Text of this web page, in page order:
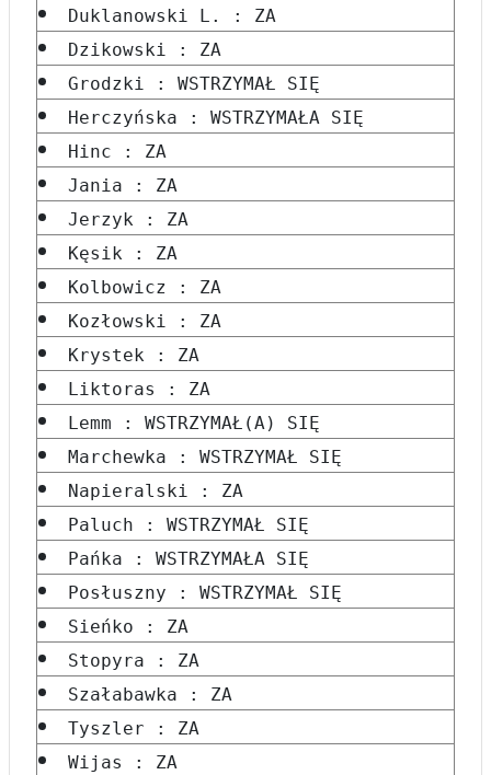
Duklanowski L. : ZA
Dzikowski : ZA
Grodzki : WSTRZYMAŁ SIĘ
Herczyńska : WSTRZYMAŁA SIĘ
Hinc : ZA
Jania : ZA
Jerzyk : ZA
Kęsik : ZA
Kolbowicz : ZA
Kozłowski : ZA
Krystek : ZA
Liktoras : ZA
Lemm : WSTRZYMAŁ(A) SIĘ
Marchewka : WSTRZYMAŁ SIĘ
Napieralski : ZA
Paluch : WSTRZYMAŁ SIĘ
Pańka : WSTRZYMAŁA SIĘ
Posłuszny : WSTRZYMAŁ SIĘ
Sieńko : ZA
Stopyra : ZA
Szałabawka : ZA
Tyszler : ZA
Wijas : ZA